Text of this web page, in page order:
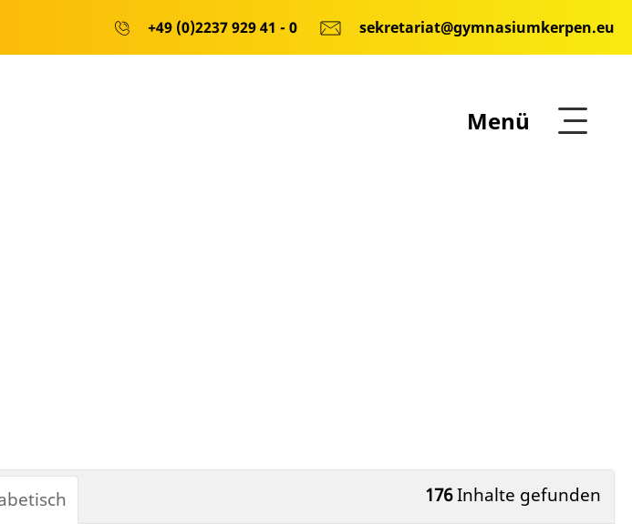
+49 (0)2237 929 41 - 0 sekretariat@gymnasiumkerpen.eu
Menü
176Inhalte gefunden